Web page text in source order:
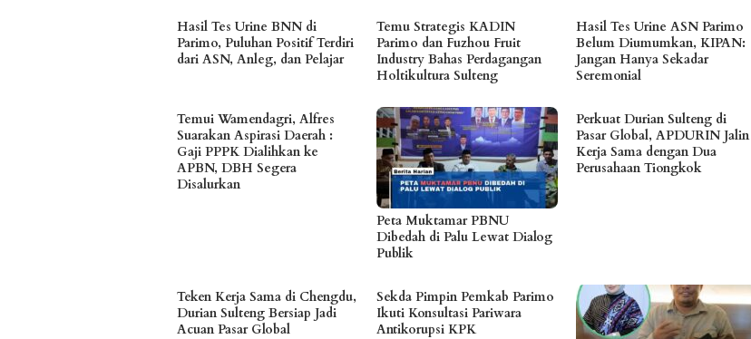
Hasil Tes Urine BNN di
Parimo, Puluhan Positif Terdiri
dari ASN, Anleg, dan Pelajar
Temu Strategis KADIN
Parimo dan Fuzhou Fruit
Industry Bahas Perdagangan
Holtikultura Sulteng
Hasil Tes Urine ASN Parimo
Belum Diumumkan, KIPAN:
Jangan Hanya Sekadar
Seremonial
Temui Wamendagri, Alfres
Suarakan Aspirasi Daerah :
Gaji PPPK Dialihkan ke
APBN, DBH Segera
Disalurkan
Peta Muktamar PBNU
Dibedah di Palu Lewat Dialog
Publik
Perkuat Durian Sulteng di
Pasar Global, APDURIN Jalin
Kerja Sama dengan Dua
Perusahaan Tiongkok
Teken Kerja Sama di Chengdu,
Durian Sulteng Bersiap Jadi
Acuan Pasar Global
Sekda Pimpin Pemkab Parimo
Ikuti Konsultasi Pariwara
Antikorupsi KPK